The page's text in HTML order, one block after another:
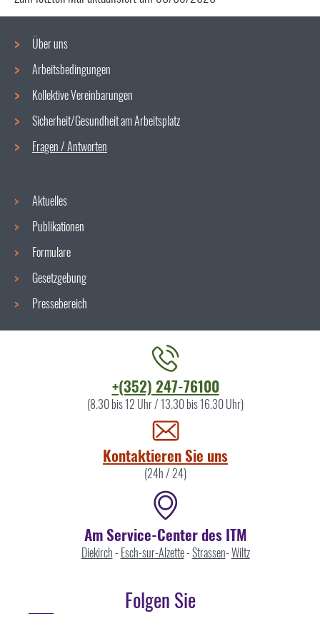
Navigationsmenü
Über uns
Arbeitsbedingungen
Kollektive Vereinbarungen
Sicherheit/Gesundheit am Arbeitsplatz
Fragen / Antworten
Aktuelles
Publikationen
Formulare
Gesetzgebung
Pressebereich
+(352) 247-76100
(8.30 bis 12 Uhr / 13.30 bis 16.30 Uhr)
Kontaktieren Sie uns
(24h / 24)
Am Service-Center des ITM
Diekirch- Esch-sur-Alzette-Strassen-Wiltz
Folgen Sie